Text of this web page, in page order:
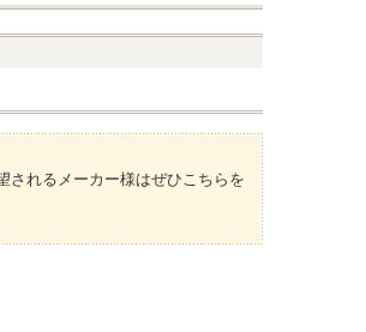
されるメーカー様はぜひこちらを